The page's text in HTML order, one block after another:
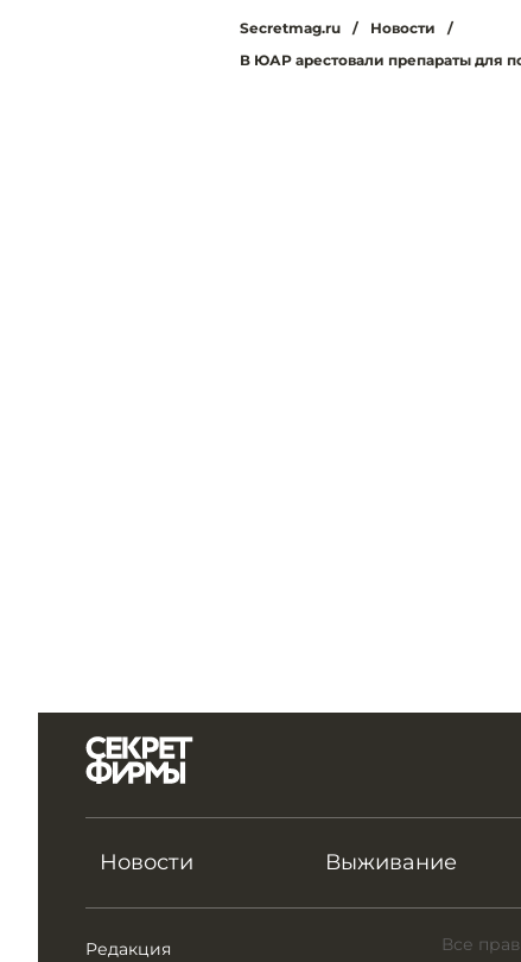
Secretmag.ru / Новости
/
В ЮАР арестовали препараты для
Новости Выживание
Редакция
Все